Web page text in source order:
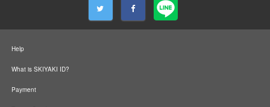
Help
What is SKIYAKI ID?
Payment